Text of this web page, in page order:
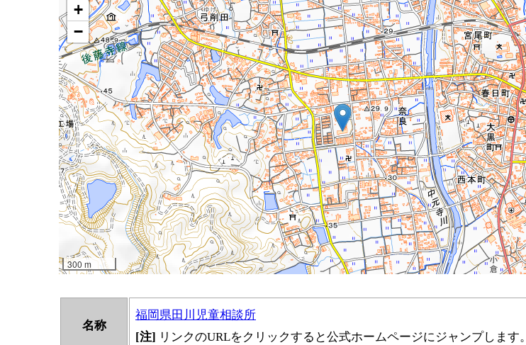
名称
福岡県田川児童相談所
[注] リンクのURLをクリックすると公式ホームページにジャンプします。